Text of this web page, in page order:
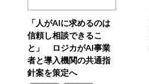
「人がAIに求めるのは
信頼し相談できるこ
と」 ロジカがAI事業
者と導入機関の共通指
針案を策定へ